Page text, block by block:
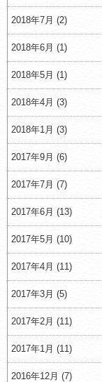
2018年7月 (2)
2018年6月 (1)
2018年5月 (1)
2018年4月 (3)
2018年1月 (3)
2017年9月 (6)
2017年7月 (7)
2017年6月 (13)
2017年5月 (10)
2017年4月 (11)
2017年3月 (5)
2017年2月 (11)
2017年1月 (11)
2016年12月 (7)